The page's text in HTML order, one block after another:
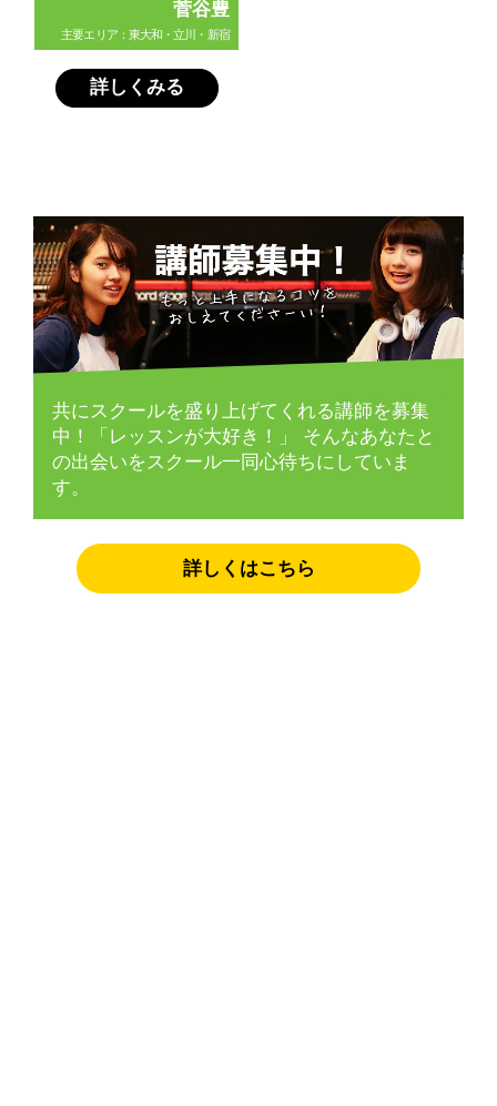
菅谷豊
主要エリア：東大和・立川・新宿
詳しくみる
共にスクールを盛り上げてくれる講師を募集
中！「レッスンが大好き！」 そんなあなたと
の出会いをスクール一同心待ちにしていま
す。
詳しくはこちら